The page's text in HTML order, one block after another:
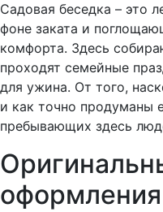
Садовая беседка – это
фоне заката и
комфорта. Здесь
проходят семейные
для ужина. От того,
и как точно продуманы
пребывающих здесь